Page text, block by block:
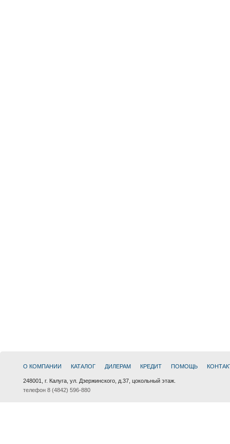
О КОМПАНИИ КАТАЛОГ ДИЛЕРАМ КРЕДИТ ПОМОЩЬ
248001, г. Калуга, ул. Дзержинского, д.37, цокольный этаж.
телефон 8 (4842) 596-880